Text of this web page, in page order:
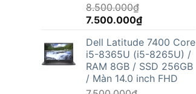
8.500.000₫
Giá
là:
8.500.000₫.
7.500.000₫Giá
tại
là:
7.500.000₫.
Dell Latitude 7400 Core
i5-8365U (i5-8265U) /
RAM 8GB / SSD 256GB
/ Màn 14.0 inch FHD